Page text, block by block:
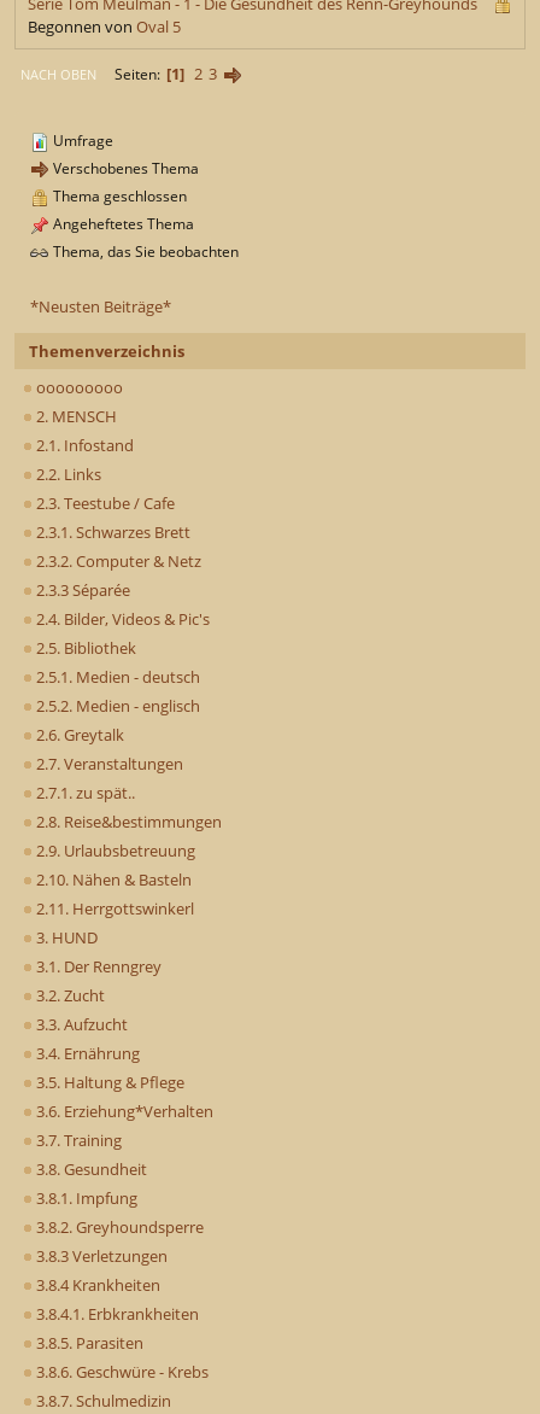
*Neusten Beiträge*
Themenverzeichnis
ooooooooo
2. MENSCH
2.1. Infostand
2.2. Links
2.3. Teestube / Cafe
2.3.1. Schwarzes Brett
2.3.2. Computer & Netz
2.3.3 Séparée
2.4. Bilder, Videos & Pic's
2.5. Bibliothek
2.5.1. Medien - deutsch
2.5.2. Medien - englisch
2.6. Greytalk
2.7. Veranstaltungen
2.7.1. zu spät..
2.8. Reise&bestimmungen
2.9. Urlaubsbetreuung
2.10. Nähen & Basteln
2.11. Herrgottswinkerl
3. HUND
3.1. Der Renngrey
3.2. Zucht
3.3. Aufzucht
3.4. Ernährung
3.5. Haltung & Pflege
3.6. Erziehung*Verhalten
3.7. Training
3.8. Gesundheit
3.8.1. Impfung
3.8.2. Greyhoundsperre
3.8.3 Verletzungen
3.8.4 Krankheiten
3.8.4.1. Erbkrankheiten
3.8.5. Parasiten
3.8.6. Geschwüre - Krebs
3.8.7. Schulmedizin
Begonnen von Oval 5
NACH OBEN Seiten 1 2 3
Umfrage
Verschobenes Thema
Thema geschlossen
Angeheftetes Thema
Thema, das Sie beobachten